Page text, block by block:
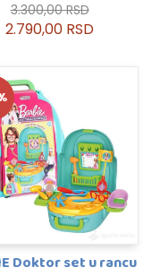
3.300,00 RSD
2.790,00 RSD
Doktor set u rancu